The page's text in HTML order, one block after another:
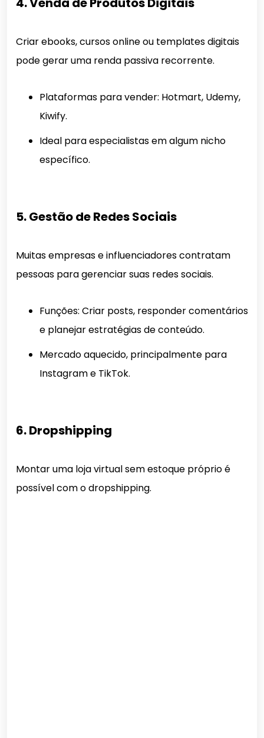
Criar ebooks, cursos online ou templates digitais
pode gerar uma renda passiva recorrente.
Plataformas para vender: Hotmart, Udemy,
Kiwify.
Ideal para especialistas em algum nicho
específico.
5. Gestão de Redes Sociais
Muitas empresas e influenciadores contratam
pessoas para gerenciar suas redes sociais.
Funções: Criar posts, responder comentários
e planejar estratégias de conteúdo.
Mercado aquecido, principalmente para
Instagram e TikTok.
6. Dropshipping
Montar uma loja virtual sem estoque próprio é
possível com o dropshipping.